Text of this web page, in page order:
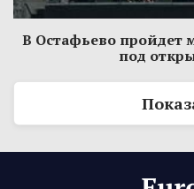
В Остафьево пройдет
под